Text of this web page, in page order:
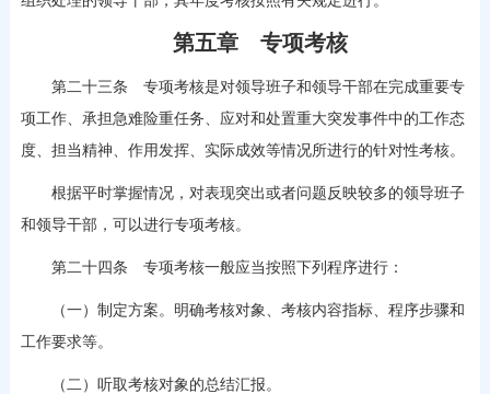
第五章 专项考核
第二十三条 专项考核是对领导班子和领导干部在完成重要专
项工作、承担急难险重任务、应对和处置重大突发事件中的工作态
度、担当精神、作用发挥、实际成效等情况所进行的针对性考核。
根据平时掌握情况，对表现突出或者问题反映较多的领导班子
和领导干部，可以进行专项考核。
第二十四条 专项考核一般应当按照下列程序进行：
（一）制定方案。明确考核对象、考核内容指标、程序步骤和
工作要求等。
（二）听取考核对象的总结汇报。